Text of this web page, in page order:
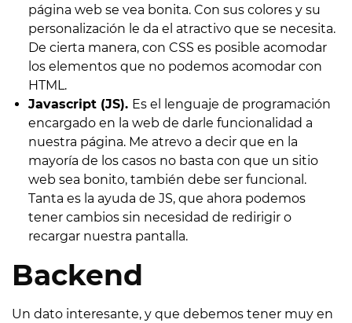
página web se vea bonita. Con sus colores y su
personalización le da el atractivo que se necesita.
De cierta manera, con CSS es posible acomodar
los elementos que no podemos acomodar con
HTML.
Javascript (JS). Es el lenguaje de programación
encargado en la web de darle funcionalidad a
nuestra página. Me atrevo a decir que en la
mayoría de los casos no basta con que un sitio
web sea bonito, también debe ser funcional.
Tanta es la ayuda de JS, que ahora podemos
tener cambios sin necesidad de redirigir o
recargar nuestra pantalla.
Backend
Un dato interesante, y que debemos tener muy en